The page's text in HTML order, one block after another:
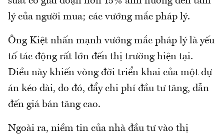
lý của người mua; các vướng mắc pháp lý.
Ông Kiệt nhấn mạnh vướng mắc pháp lý là yếu
tố tác động rất lớn đến thị trường hiện tại.
Điều này khiến vòng đời triển khai của một dự
án kéo dài, do đó, đẩy chi phí đầu tư tăng, dẫn
đến giá bán tăng cao.
Ngoài ra, niềm tin của nhà đầu tư vào thị